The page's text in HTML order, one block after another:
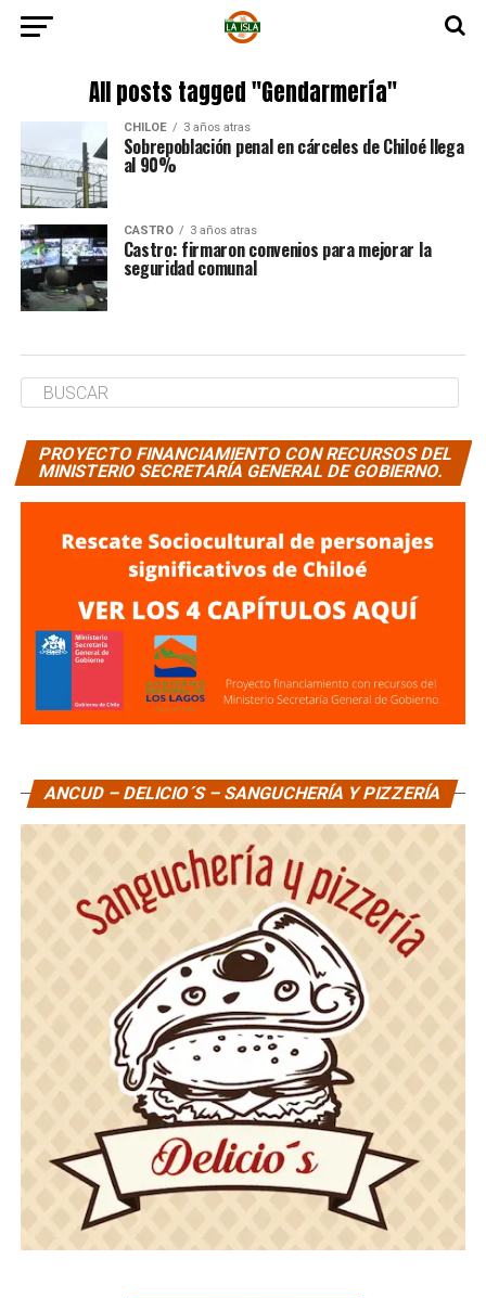
All posts tagged "Gendarmería"
CHILOE 3 años atras
Sobrepoblación penal en cárceles de Chiloé llega
al 90%
CASTRO 3 años atras
Castro: firmaron convenios para mejorar la
seguridad comunal
PROYECTO FINANCIAMIENTO CON RECURSOS DEL
MINISTERIO SECRETARÍA GENERAL DE GOBIERNO.
ANCUD – DELICIO´S – SANGUCHERÍA Y PIZZERÍA